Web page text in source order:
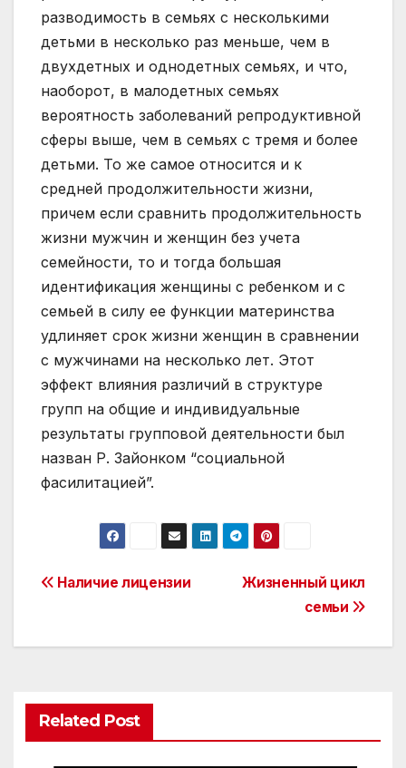
разводимость в семьях с несколькими
детьми в несколько раз меньше, чем в
двухдетных и однодетных семьях, и что,
наоборот, в малодетных семьях
вероятность заболеваний репродуктивной
сферы выше, чем в семьях с тремя и более
детьми. То же самое относится и к
средней продолжительности жизни,
причем если сравнить продолжительность
жизни мужчин и женщин без учета
семейности, то и тогда большая
идентификация женщины с ребенком и с
семьей в силу ее функции материнства
удлиняет срок жизни женщин в сравнении
с мужчинами на несколько лет. Этот
эффект влияния различий в структуре
групп на общие и индивидуальные
результаты групповой деятельности был
назван Р. Зайонком “социальной
фасилитацией”.
Post
Жизненный цикл
семьи
Наличие лицензии
Related Post